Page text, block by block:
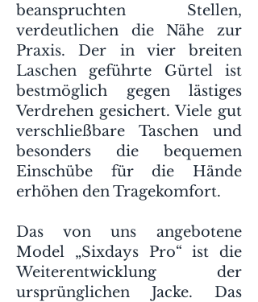
beanspruchten Stellen,
verdeutlichen die Nähe zur
Praxis. Der in vier breiten
Laschen geführte Gürtel ist
bestmöglich gegen lästiges
Verdrehen gesichert. Viele gut
verschließbare Taschen und
besonders die bequemen
Einschübe für die Hände
erhöhen den Tragekomfort.
Das von uns angebotene
Model „Sixdays Pro“ ist die
Weiterentwicklung der
ursprünglichen Jacke. Das